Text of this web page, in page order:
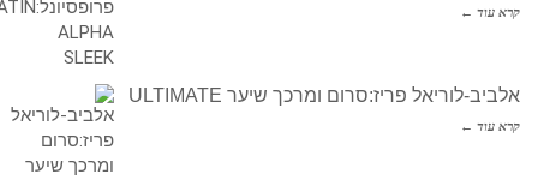
קרא עוד ←
אלביב-לוריאל פריז:סרום ומרכך שיער ULTIMATE
קרא עוד ←